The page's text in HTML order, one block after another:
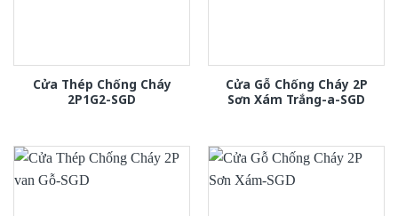
Cửa Thép Chống Cháy
2P1G2-SGD
Cửa Gỗ Chống Cháy 2P
Sơn Xám Trắng-a-SGD